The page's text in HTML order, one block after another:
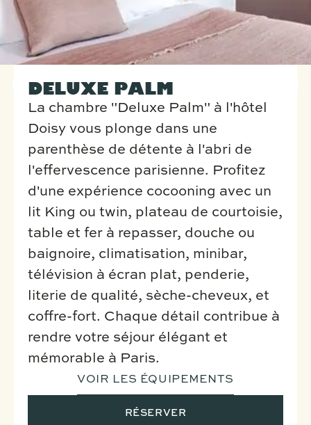
DELUXE PALM
La chambre "Deluxe Palm" à l'hôtel
Doisy vous plonge dans une
parenthèse de détente à l'abri de
l'effervescence parisienne. Profitez
d'une expérience cocooning avec un
lit King ou twin, plateau de courtoisie,
table et fer à repasser, douche ou
baignoire, climatisation, minibar,
télévision à écran plat, penderie,
literie de qualité, sèche-cheveux, et
coffre-fort. Chaque détail contribue à
rendre votre séjour élégant et
mémorable à Paris.
VOIR LES ÉQUIPEMENTS
RÉSERVER